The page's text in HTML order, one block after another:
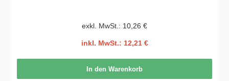
exkl. MwSt.: 10,26 €
inkl. MwSt.: 12,21 €
In den Warenkorb